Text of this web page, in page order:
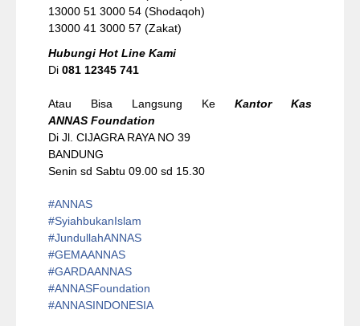
13000 51 3000 54 (Shodaqoh)
13000 41 3000 57 (Zakat)
Hubungi Hot Line Kami
Di 081 12345 741
Atau Bisa Langsung Ke Kantor Kas
ANNAS Foundation
Di Jl. CIJAGRA RAYA NO 39
BANDUNG
Senin sd Sabtu 09.00 sd 15.30
#ANNAS
#SyiahbukanIslam
#JundullahANNAS
#GEMAANNAS
#GARDAANNAS
#ANNASFoundation
#ANNASINDONESIA